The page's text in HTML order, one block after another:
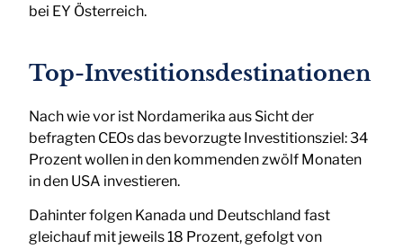
bei EY Österreich.
Top-Investitionsdestinationen
Nach wie vor ist Nordamerika aus Sicht der
befragten CEOs das bevorzugte Investitionsziel: 34
Prozent wollen in den kommenden zwölf Monaten
in den USA investieren.
Dahinter folgen Kanada und Deutschland fast
gleichauf mit jeweils 18 Prozent, gefolgt von